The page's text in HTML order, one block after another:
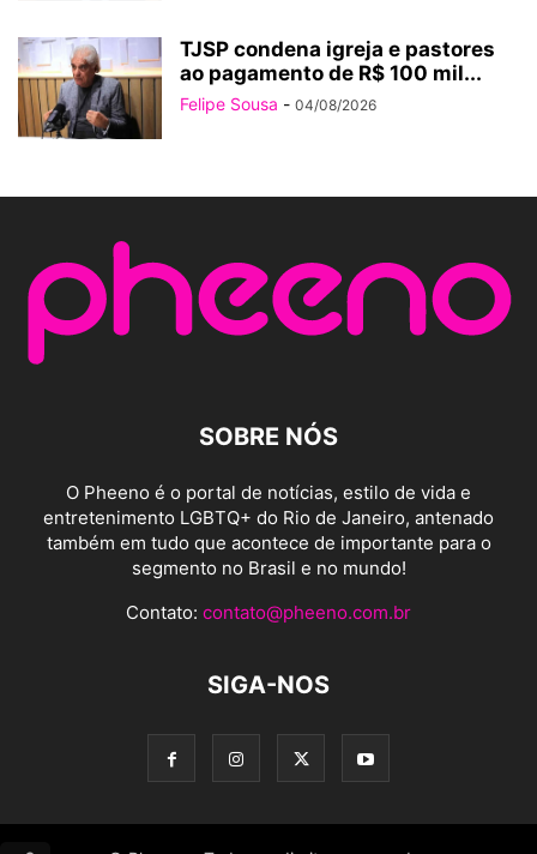
TJSP condena igreja e pastores
ao pagamento de R$ 100 mil...
Felipe Sousa - 04/08/2026
SOBRE NÓS
O Pheeno é o portal de notícias, estilo de vida e
entretenimento LGBTQ+ do Rio de Janeiro, antenado
também em tudo que acontece de importante para o
segmento no Brasil e no mundo!
Contato: contato@pheeno.com.br
SIGA-NOS